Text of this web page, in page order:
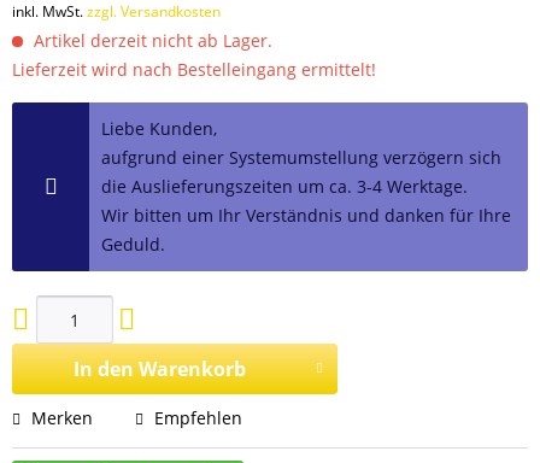
inkl. MwSt.zzgl. Versandkosten
Artikel derzeit nicht ab Lager.
Lieferzeit wird nach Bestelleingang ermittelt!
Liebe Kunden,
aufgrund einer Systemumstellung verzögern sich
die Auslieferungszeiten um ca. 3-4 Werktage.
Wir bitten um Ihr Verständnis und danken für Ihre
Geduld.
In denWarenkorb
Merken Empfehlen